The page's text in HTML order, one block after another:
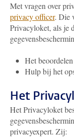
Met vragen over
privacy officer. Die
Privacyloket, als je
Het
Hulp bij het
Het
Het Privacyloket
privacyexpert. Zij: